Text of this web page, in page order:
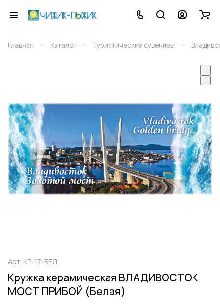
Главная – Каталог – Туристические сувениры –
Арт. КР-17-БЕЛ
Кружка керамическая ВЛАДИВОСТОК
МОСТ ПРИБОЙ (Белая)